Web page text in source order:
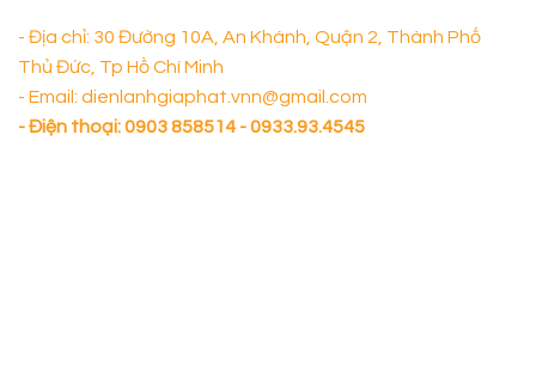
- Địa chỉ: 30 Đường 10A, An Khánh, Quận 2, Thành Phố
Thủ Đức, Tp Hồ Chí Minh
- Email: dienlanhgiaphat.vnn@gmail.com
- Điện thoại:0903 858514 - 0933.93.4545